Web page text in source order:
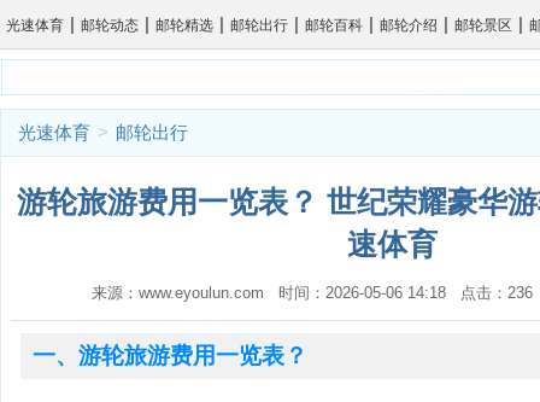
光速体育 | 邮轮动态 | 邮轮精选 | 邮轮出行 | 邮轮百科 | 邮轮介绍 | 邮轮景区 |
光速体育 > 邮轮出行
游轮旅游费用一览表？ 世纪荣耀豪华
速体育
来源：www.eyoulun.com 时间：2026-05-06 14:18 点击：
一、游轮旅游费用一览表？